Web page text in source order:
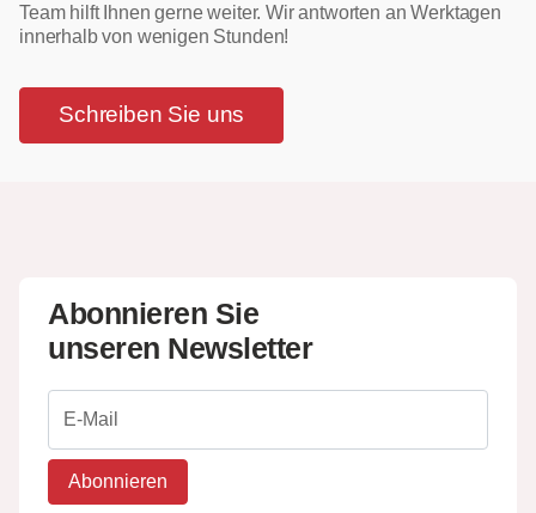
Team hilft Ihnen gerne weiter. Wir antworten an Werktagen
innerhalb von wenigen Stunden!
Schreiben Sie uns
Abonnieren Sie
unseren Newsletter
Abonnieren